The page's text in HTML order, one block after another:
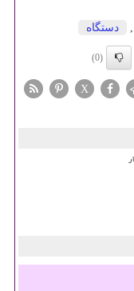
دستگاه
(0)
X